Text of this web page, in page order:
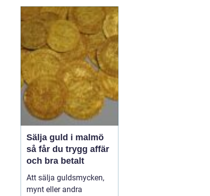
lokalkännedom och
tillgänglighet spelar stor
roll, särskilt i en region
där vintern är lång, snön
ligger djup och
avstånden i...
Sälja guld i malmö
så får du trygg affär
och bra betalt
Att sälja guldsmycken,
mynt eller andra